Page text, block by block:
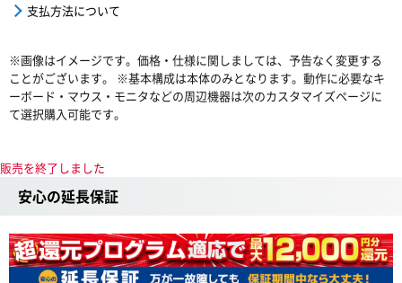
支払方法について
※画像はイメージです。価格・仕様に関しましては、予告なく変更する
ことがございます。 ※基本構成は本体のみとなります。動作に必要なキ
ーボード・マウス・モニタなどの周辺機器は次のカスタマイズページに
て選択購入可能です。
販売を終了しました
安心の延長保証